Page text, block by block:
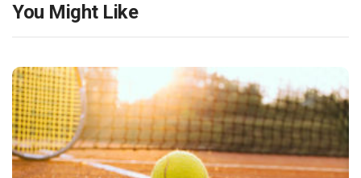
You Might Like